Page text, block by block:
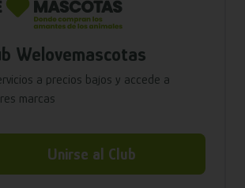
Welovemascotas
a precios bajos y accede a
marcas
Unirse al Club